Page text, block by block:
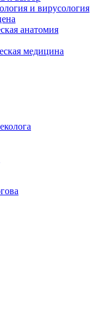
и вирусология
анатомия
медицина